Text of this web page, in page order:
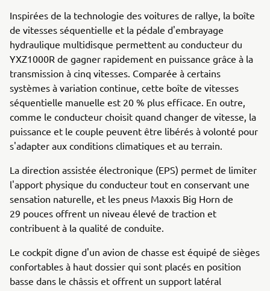
Inspirées de la technologie des voitures de rallye, la boîte
de vitesses séquentielle et la pédale d'embrayage
hydraulique multidisque permettent au conducteur du
YXZ1000R de gagner rapidement en puissance grâce à la
transmission à cinq vitesses. Comparée à certains
systèmes à variation continue, cette boîte de vitesses
séquentielle manuelle est 20 % plus efficace. En outre,
comme le conducteur choisit quand changer de vitesse, la
puissance et le couple peuvent être libérés à volonté pour
s'adapter aux conditions climatiques et au terrain.
La direction assistée électronique (EPS) permet de limiter
l'apport physique du conducteur tout en conservant une
sensation naturelle, et les pneus Maxxis Big Horn de
29 pouces offrent un niveau élevé de traction et
contribuent à la qualité de conduite.
Le cockpit digne d'un avion de chasse est équipé de sièges
confortables à haut dossier qui sont placés en position
basse dans le châssis et offrent un support latéral